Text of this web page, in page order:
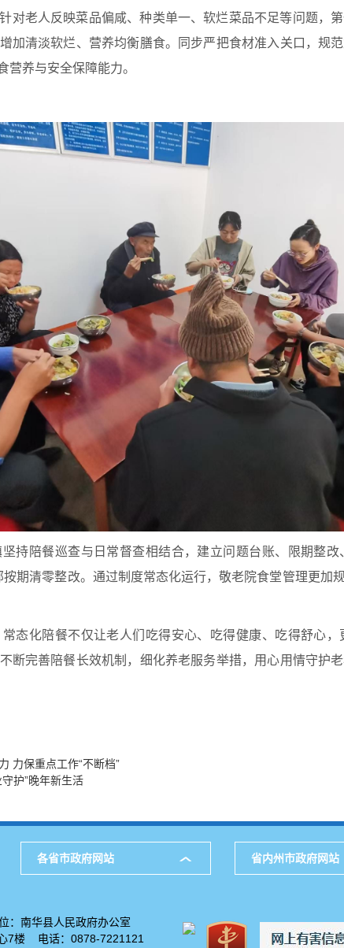
对老人反映菜品偏咸、种类单一、软烂菜品不足等问题，
加清淡软烂、营养均衡膳食。同步严把食材准入关口，规
营养与安全保障能力。
持陪餐巡查与日常督查相结合，建立问题台账、限期整
期清零整改。通过制度常态化运行，敬老院食堂管理更加
态化陪餐不仅让老人们吃得安心、吃得健康、吃得舒心
断完善陪餐长效机制，细化养老服务举措，用心用情守护
力保重点工作“不断档”
护”晚年新生活
各省市政府网站 省内州市政府网站
：南华县人民政府办公室
心7楼 电话：0878-7221121